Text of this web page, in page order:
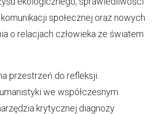
społecznej oraz nowych
o relacjach człowieka ze światem
przestrzeń do refleksji
we współczesnym
krytycznej diagnozy